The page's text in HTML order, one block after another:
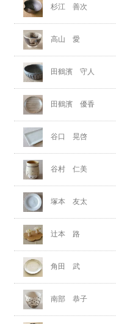
杉江 善次
高山 愛
田鶴濱 守人
田鶴濱 優香
谷口 晃啓
谷村 仁美
塚本 友太
辻本 路
角田 武
南部 恭子